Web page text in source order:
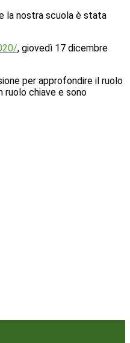
la nostra scuola è stata
, giovedì 17 dicembre
per approfondire il ruolo
ruolo chiave e sono